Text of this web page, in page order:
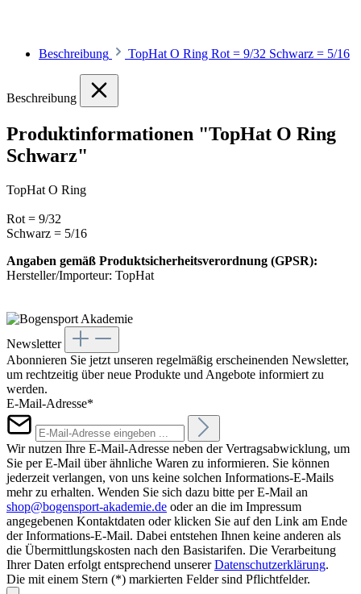
Beschreibung TopHat O Ring Rot = 9/32 Schwarz = 5/16
Beschreibung
Produktinformationen "TopHat O Ring
Schwarz"
TopHat O Ring
Rot = 9/32
Schwarz = 5/16
Angaben gemäß Produktsicherheitsverordnung (GPSR):
Hersteller/Importeur: TopHat
Newsletter
Abonnieren Sie jetzt unseren regelmäßig erscheinenden Newsletter,
um rechtzeitig über neue Produkte und Angebote informiert zu
werden.
E-Mail-Adresse*
Wir nutzen Ihre E-Mail-Adresse neben der Vertragsabwicklung, um
Sie per E-Mail über ähnliche Waren zu informieren. Sie können
jederzeit verlangen, von uns keine solchen Informations-E-Mails
mehr zu erhalten. Wenden Sie sich dazu bitte per E-Mail an
shop@bogensport-akademie.de oder an die im Impressum
angegebenen Kontaktdaten oder klicken Sie auf den Link am Ende
der Informations-E-Mail. Dabei entstehen Ihnen keine anderen als
die Übermittlungskosten nach den Basistarifen. Die Verarbeitung
Ihrer Daten erfolgt entsprechend unsererDatenschutzerklärung.
Die mit einem Stern (*) markierten Felder sind Pflichtfelder.